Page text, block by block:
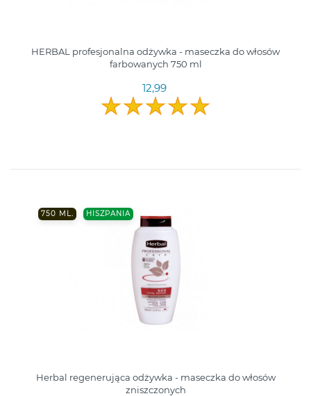
HERBAL profesjonalna odżywka - maseczka do włosów
farbowanych 750 ml
12,99
750 ML. HISZPANIA
Herbal regenerująca odżywka - maseczka do włosów
zniszczonych